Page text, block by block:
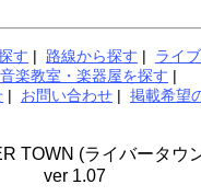
す | 路線から探す | ライ
音楽教室・楽器屋を探す |
| お問い合わせ | 掲載希望
TOWN (ライバータウ
ver 1.07